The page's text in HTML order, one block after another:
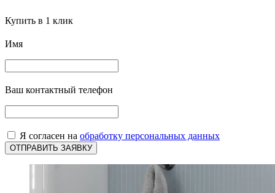
Купить в 1 клик
Имя
Ваш контактный телефон
Я согласен на обработку персональных данных